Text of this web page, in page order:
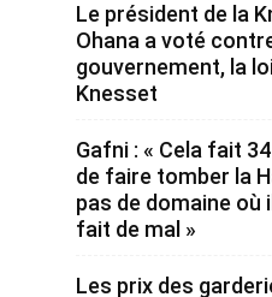
Le président de la
Ohana a voté
gouvernement, la
Knesset
Gafni : « Cela fait
de faire tomber la
pas de domaine où
fait de mal »
Les prix des